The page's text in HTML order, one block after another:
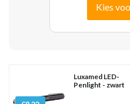
Kies
Luxamed LED-
Penlight - zwart